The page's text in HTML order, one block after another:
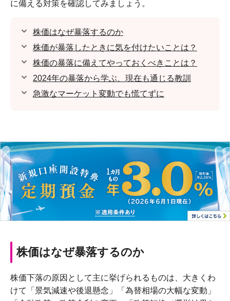
に備える対策を確認してみましょう。
株価はなぜ暴落するのか
株価が暴落したときに気を付けたいことは？
株価の暴落に備えてやっておくべきことは？
2024年の暴落から学ぶ、現在も通じる教訓
急激なマーケット変動でも慌てずに
株価はなぜ暴落するのか
株価下落の原因として主に挙げられるものは、大きくわ
けて「景気減速や後退懸念」「為替相場の大幅な変動」